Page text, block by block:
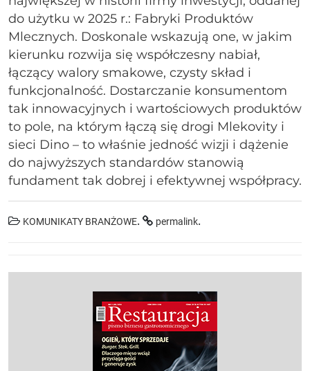
do użytku w 2025 r.: Fabryki Produktów
Mlecznych. Doskonale wskazują one, w jakim
kierunku rozwija się współczesny nabiał,
łączący walory smakowe, czysty skład i
funkcjonalność. Dostarczanie konsumentom
tak innowacyjnych i wartościowych produktów
to pole, na którym łączą się drogi Mlekovity i
sieci Dino – to właśnie jedność wizji i dążenie
do najwyższych standardów stanowią
fundament tak dobrej i efektywnej współpracy.
KOMUNIKATY BRANŻOWE. permalink.